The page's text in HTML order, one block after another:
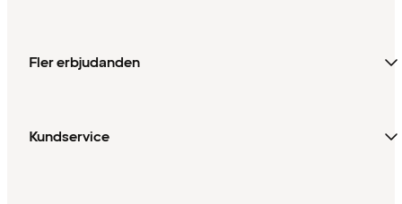
Fler erbjudanden
Kundservice